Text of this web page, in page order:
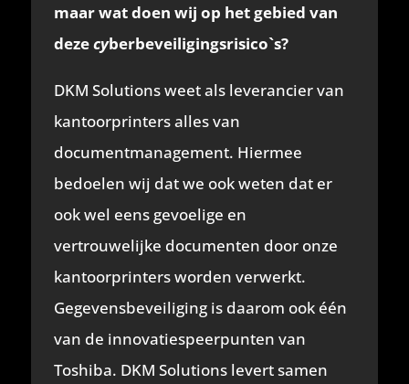
maar wat doen wij op het gebied van
dezecyberbeveiligingsrisico`s?
DKM Solutions weet als leverancier van
kantoorprinters alles van
documentmanagement. Hiermee
bedoelen wij dat we ook weten dat er
ook wel eens gevoelige en
vertrouwelijke documenten door onze
kantoorprinters worden verwerkt.
Gegevensbeveiliging is daarom ook één
van de innovatiespeerpunten van
Toshiba. DKM Solutions levert samen